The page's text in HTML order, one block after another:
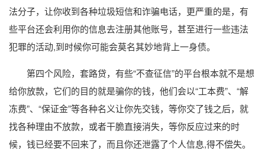
法分子，让你收到各种垃圾短信和诈骗电话，更严重的是，有
些平台还会利用你的信息去注册其他账号，甚至进行一些违法
犯罪的活动,到时候你可能会莫名其妙地背上一身债。
第四个风险，套路贷，有些“不查征信”的平台根本就不是想
给你放款，它们的目的就是骗你的钱，他们会以“工本费”、“解
冻费”、“保证金”等各种名义让你先交钱，等你交了钱之后，就
找各种理由不放款，或者干脆直接消失，等你反应过来的时
候，钱已经要不回来了，而且你还泄露了个人信息,得不偿失。